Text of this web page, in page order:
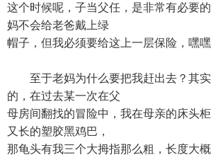
这个时候呢，子当父任，是非常有必要
妈不会给老爸戴上绿
帽子，但我必须要给这上一层保险，嘿嘿
至于老妈为什么要把我赶出去？其实
的，在过去某一次在父
母房间翻找的冒险中，我在母亲的床头
又长的塑胶黑鸡巴，
那龟头有我三个大拇指那么粗，长度大概